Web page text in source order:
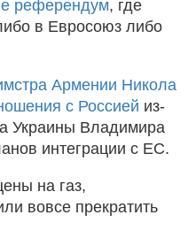
референдум, где
в Евросоюз либо
Армении Никола
с Россией из-
Украины Владимира
интеграции с ЕС.
на газ,
вовсе прекратить